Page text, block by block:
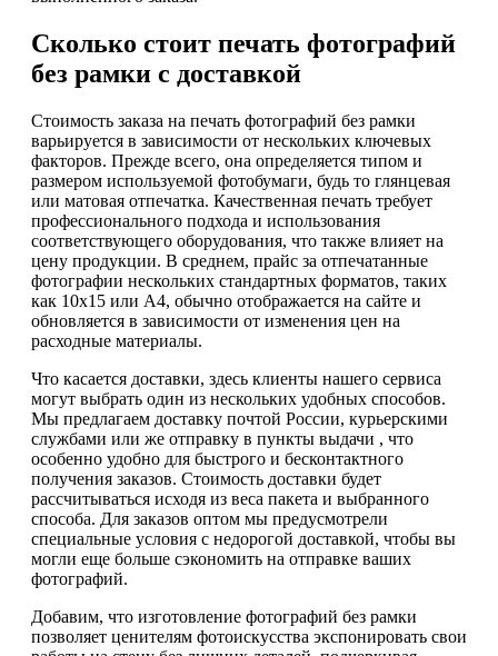
Сколько стоит печать фотографий
без рамки с доставкой
Стоимость заказа на печать фотографий без рамки
варьируется в зависимости от нескольких ключевых
факторов. Прежде всего, она определяется типом и
размером используемой фотобумаги, будь то глянцевая
или матовая отпечатка. Качественная печать требует
профессионального подхода и использования
соответствующего оборудования, что также влияет на
цену продукции. В среднем, прайс за отпечатанные
фотографии нескольких стандартных форматов, таких
как 10x15 или А4, обычно отображается на сайте и
обновляется в зависимости от изменения цен на
расходные материалы.
Что касается доставки, здесь клиенты нашего сервиса
могут выбрать один из нескольких удобных способов.
Мы предлагаем доставку почтой России, курьерскими
службами или же отправку в пункты выдачи , что
особенно удобно для быстрого и бесконтактного
получения заказов. Стоимость доставки будет
рассчитываться исходя из веса пакета и выбранного
способа. Для заказов оптом мы предусмотрели
специальные условия с недорогой доставкой, чтобы вы
могли еще больше сэкономить на отправке ваших
фотографий.
Добавим, что изготовление фотографий без рамки
позволяет ценителям фотоискусства экспонировать свои